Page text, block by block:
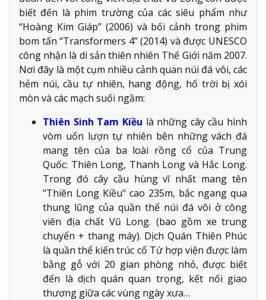
biết đến là phim trường của các siêu phẩm như
“Hoàng Kim Giáp” (2006) và bối cảnh trong phim
bom tấn “Transformers 4” (2014) và được UNESCO
công nhận là di sản thiên nhiên Thế Giới năm 2007.
Nơi đây là một cụm nhiều cảnh quan núi đá vôi, các
hẻm núi, cầu tự nhiên, hang động, hố trời bị xói
mòn và các mạch suối ngầm:
Thiên Sinh Tam Kiều là những cây cầu hình
vòm uốn lượn tự nhiên bên những vách đá
mang tên của ba loài rồng cổ của Trung
Quốc: Thiên Long, Thanh Long và Hắc Long.
Trong đó cây cầu hùng vĩ nhất mang tên
"Thiên Long Kiều" cao 235m, bắc ngang qua
thung lũng của quần thể núi đá vôi ở công
viên địa chất Vũ Long. (bao gồm xe trung
chuyển + thang máy). Dịch Quán Thiên Phúc
là quần thể kiến trúc cổ Tứ hợp viện được làm
bằng gỗ với 20 gian phòng nhỏ, được biết
đến là dịch quán quan trọng, kết nối giao
thương giữa các vùng ngày xưa…